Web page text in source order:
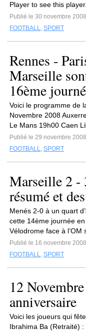
Player to see this
Publié le 30 novembre 2008
FOOTBALL, SPORT
Rennes -
Marseille
16ème
Voici le programme de
Novembre 2008
Le Mans 19h00 Caen
Publié le 29 novembre 2008
FOOTBALL, SPORT
Marseille 2 -
résumé et
Menés 2-0 à un quart
cette 14ème journée
Vélodrome face à l’OM
Publié le 16 novembre 2008
FOOTBALL, SPORT
12
anniversaire
Voici les joueurs qui
Ibrahima Ba (Retraité)